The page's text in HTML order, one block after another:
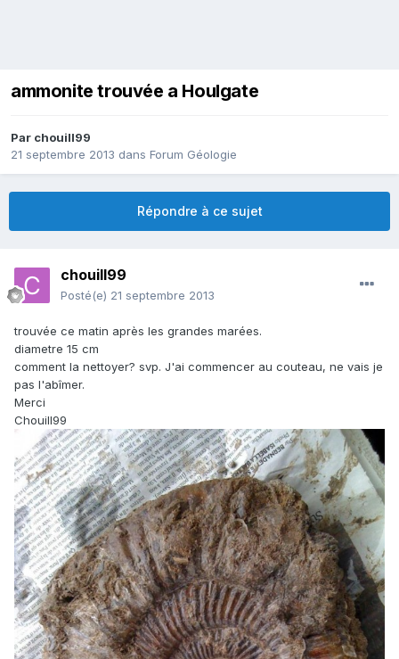
ammonite trouvée a Houlgate
Par chouill99
21 septembre 2013 dans Forum Géologie
Répondre à ce sujet
chouill99
Posté(e) 21 septembre 2013
trouvée ce matin après les grandes marées.
diametre 15 cm
comment la nettoyer? svp. J'ai commencer au couteau, ne vais je
pas l'abîmer.
Merci
Chouill99